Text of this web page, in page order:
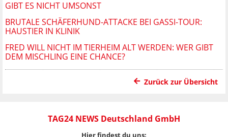
GIBT ES NICHT UMSONST
BRUTALE SCHÄFERHUND-ATTACKE BEI GASSI-TOUR:
HAUSTIER IN KLINIK
FRED WILL NICHT IM TIERHEIM ALT WERDEN: WER GIBT
DEM MISCHLING EINE CHANCE?
Zurück zur Übersicht
TAG24 NEWS Deutschland GmbH
Hier findest du uns: